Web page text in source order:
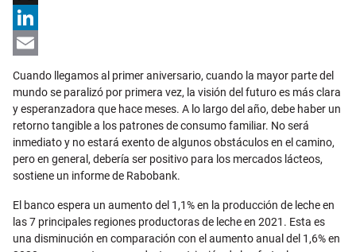
X
LinkedIn
Cuando llegamos al primer aniversario, cuando la mayor parte del
mundo se paralizó por primera vez, la visión del futuro es más clara
y esperanzadora que hace meses. A lo largo del año, debe haber un
retorno tangible a los patrones de consumo familiar. No será
inmediato y no estará exento de algunos obstáculos en el camino,
pero en general, debería ser positivo para los mercados lácteos,
sostiene un informe de Rabobank.
El banco espera un aumento del 1,1% en la producción de leche en
las 7 principales regiones productoras de leche en 2021. Esta es
una disminución en comparación con el aumento anual del 1,6% en